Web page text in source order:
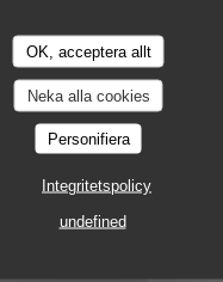
OK, acceptera allt
Neka alla cookies
Personifiera
Integritetspolicy
undefined
Paris((öppnas i ett nytt fönster))